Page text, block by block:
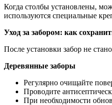
Когда столбы установлены,
используются специальные
Уход за забором: как
После установки забор не
Деревянные заборы
Регулярно очищайте
Проводите
При необходимости